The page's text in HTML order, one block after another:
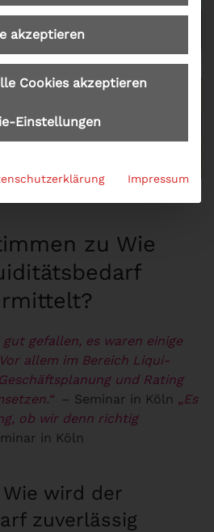
zu Wie
gefallen, es waren einige
allem im Bereich Liqui-
und Rating
– Seminar in Köln „Es
ob wir denn richtig
in Köln
wird der
zuverlässig
akzeptieren
Cookies akzeptieren
Einstellungen
Impressum